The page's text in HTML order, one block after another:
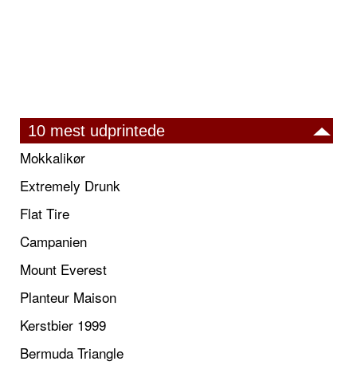
10 mest udprintede
Mokkalikør
Extremely Drunk
Flat Tire
Campanien
Mount Everest
Planteur Maison
Kerstbier 1999
Bermuda Triangle